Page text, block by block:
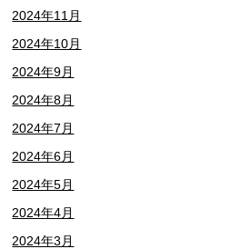
2024年11月
2024年10月
2024年9月
2024年8月
2024年7月
2024年6月
2024年5月
2024年4月
2024年3月